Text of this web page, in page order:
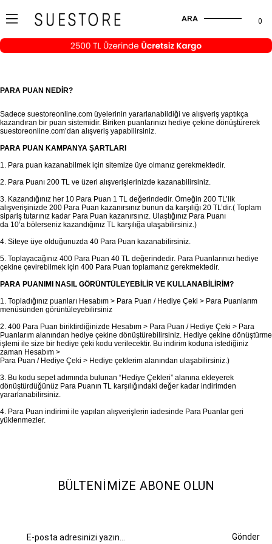
0
ARA
PARA PUAN NEDİR?
Sadece suestoreonline.com üyelerinin yararlanabildiği ve alışveriş yaptıkça
kazandıran bir puan sistemidir. Biriken puanlarınızı hediye çekine dönüştürerek
suestoreonline.com’dan alışveriş yapabilirsiniz.
PARA PUAN KAMPANYA ŞARTLARI
1. Para puan kazanabilmek için sitemize üye olmanız gerekmektedir.
2. Para Puanı 200 TL ve üzeri alışverişlerinizde kazanabilirsiniz.
3. Kazandığınız her 10 Para Puan 1 TL değerindedir. Örneğin 200 TL’lik
alışverişinizde 200 Para Puan kazanırsınız bunun da karşılığı 20 TL’dir.( Toplam
sipariş tutarınız kadar Para Puan kazanırsınız. Ulaştığınız Para Puanı
da 10’a bölerseniz kazandığınız TL karşılığa ulaşabilirsiniz.)
4. Siteye üye olduğunuzda 40 Para Puan kazanabilirsiniz.
5. Toplayacağınız 400 Para Puan 40 TL değerindedir. Para Puanlarınızı hediye
çekine çevirebilmek için 400 Para Puan toplamanız gerekmektedir.
PARA PUANIMI NASIL GÖRÜNTÜLEYEBİLİR VE KULLANABİLİRİM?
1. Topladığınız puanları Hesabım > Para Puan / Hediye Çeki > Para Puanlarım
menüsünden görüntüleyebilirsiniz
2. 400 Para Puan biriktirdiğinizde Hesabım > Para Puan / Hediye Çeki > Para
Puanlarım alanından hediye çekine dönüştürebilirsiniz. Hediye çekine dönüştürme
işlemi ile size bir hediye çeki kodu verilecektir. Bu indirim koduna istediğiniz
zaman Hesabım >
Para Puan / Hediye Çeki > Hediye çeklerim alanından ulaşabilirsiniz.)
3. Bu kodu sepet adımında bulunan “Hediye Çekleri” alanına ekleyerek
dönüştürdüğünüz Para Puanın TL karşılığındaki değer kadar indirimden
yararlanabilirsiniz.
4. Para Puan indirimi ile yapılan alışverişlerin iadesinde Para Puanlar geri
yüklenmezler.
BÜLTENIMIZE ABONE OLUN
Gönder